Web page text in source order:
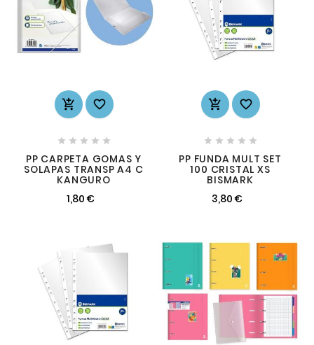
 
    
PP CARPETA GOMAS Y
SOLAPAS TRANSP A4 C
KANGURO
1,80 €
 
    
PP FUNDA MULT SET
100 CRISTAL XS
BISMARK
3,80 €